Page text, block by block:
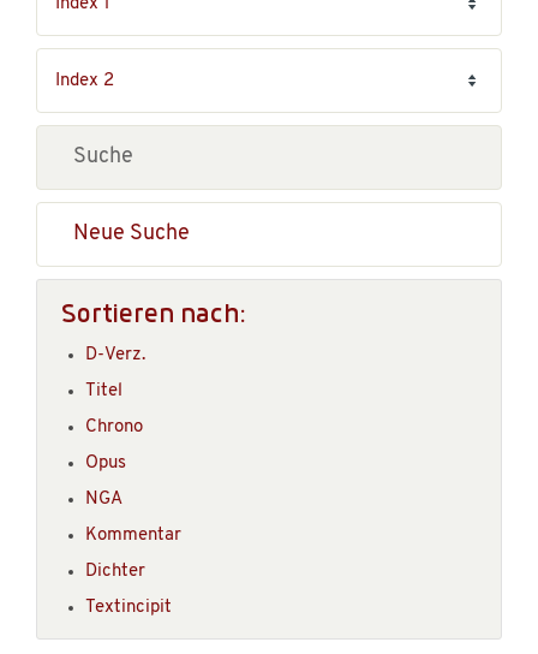
Neue Suche
Sortieren nach:
D-Verz.
Titel
Chrono
Opus
NGA
Kommentar
Dichter
Textincipit